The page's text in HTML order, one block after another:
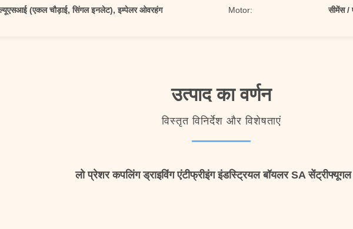
(एकल चौड़ाई, सिंगल इनलेट), इम्पेलर ओवरहंग Motor: सीमेंस /
उत्पाद का वर्णन
विस्तृत विनिर्देश और विशेषताएं
लो प्रेशर कपलिंग ड्राइविंग एंटीफ्रीइंग इंडस्ट्रियल बॉयलर SA